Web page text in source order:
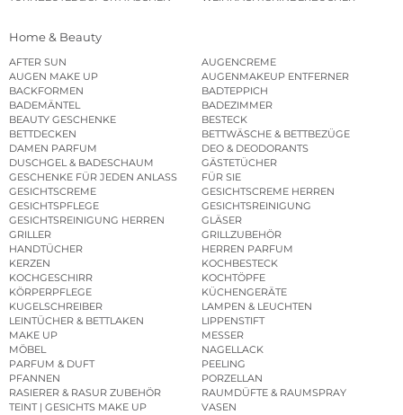
Home & Beauty
AFTER SUN
AUGENCREME
AUGEN MAKE UP
AUGENMAKEUP ENTFERNER
BACKFORMEN
BADTEPPICH
BADEMÄNTEL
BADEZIMMER
BEAUTY GESCHENKE
BESTECK
BETTDECKEN
BETTWÄSCHE & BETTBEZÜGE
DAMEN PARFUM
DEO & DEODORANTS
DUSCHGEL & BADESCHAUM
GÄSTETÜCHER
GESCHENKE FÜR JEDEN ANLASS
FÜR SIE
GESICHTSCREME
GESICHTSCREME HERREN
GESICHTSPFLEGE
GESICHTSREINIGUNG
GESICHTSREINIGUNG HERREN
GLÄSER
GRILLER
GRILLZUBEHÖR
HANDTÜCHER
HERREN PARFUM
KERZEN
KOCHBESTECK
KOCHGESCHIRR
KOCHTÖPFE
KÖRPERPFLEGE
KÜCHENGERÄTE
KUGELSCHREIBER
LAMPEN & LEUCHTEN
LEINTÜCHER & BETTLAKEN
LIPPENSTIFT
MAKE UP
MESSER
MÖBEL
NAGELLACK
PARFUM & DUFT
PEELING
PFANNEN
PORZELLAN
RASIERER & RASUR ZUBEHÖR
RAUMDÜFTE & RAUMSPRAY
TEINT | GESICHTS MAKE UP
VASEN